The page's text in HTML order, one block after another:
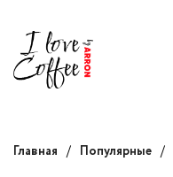
Главная / Популярные /